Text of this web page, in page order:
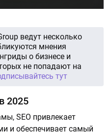
ведут несколько
мнения
о бизнесе и
не попадают на
тут
2025
SEO привлекает
и обеспечивает самый